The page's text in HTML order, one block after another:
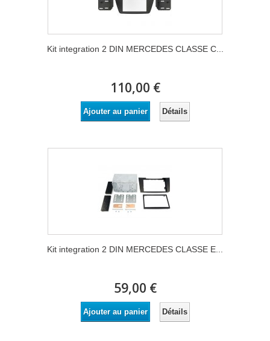
Kit integration 2 DIN MERCEDES CLASSE C...
110,00 €
Ajouter au panier Détails
Kit integration 2 DIN MERCEDES CLASSE E...
59,00 €
Ajouter au panier Détails